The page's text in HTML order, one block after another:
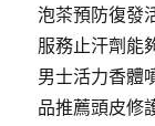
泡茶預防復發
服務止汗劑能
男士活力香體
品推薦頭皮修